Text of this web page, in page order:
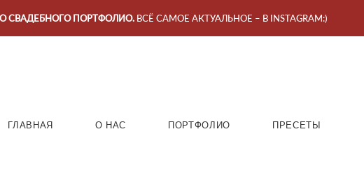
СВАДЕБНОГО ПОРТФОЛИО. ВСЁ САМОЕ АКТУАЛЬНОЕ – В INSTAGRAM:)
ГЛАВНАЯ О НАС ПОРТФОЛИО ПРЕСЕТЫ